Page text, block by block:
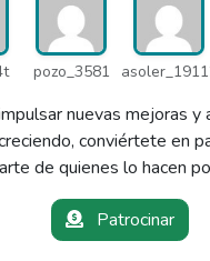
pozo_3581
nuevas mejoras y
conviértete en
de quienes lo hacen
Patrocinar